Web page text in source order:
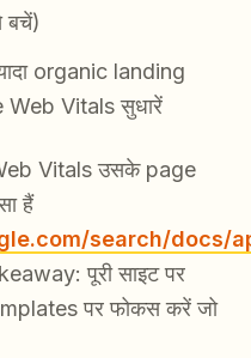
बचें)
organic landing
Web Vitals सुधारें
Vitals उसके page
हैं
search/docs/
पूरी साइट पर
पर फोकस करें जो